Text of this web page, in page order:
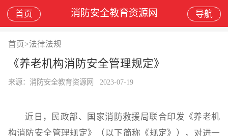
首页 消防安全教育资源网 导航
首页 >法律法规
《养老机构消防安全管理规定》
来源：消防安全教育资源网 2023-07-19
近日，民政部、国家消防救援局联合印发《养老机
构消防安全管理规定》（以下简称《规定》），对进一